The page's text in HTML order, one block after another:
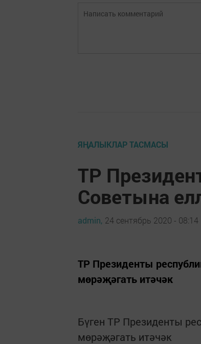
ЯҢАЛЫКЛАР ТАСМАСЫ
ТР
Советына
admin, 24 сентябрь 2020 - 08:14
ТР Президенты
мөрәҗәгать итәчәк
Бүген ТР Президенты
мөрәҗәгать итәчәк